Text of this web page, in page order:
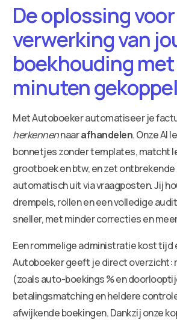
De oplossing voor
verwerking van
boekhouding met
minuten
Met Autoboeker automatiseer je
herkennennaarafhandelen. Onze AI
bonnetjes zonder templates, matcht
grootboek en btw, en zet
automatisch uit via vraagposten. Jij
drempels, rollen en een volledige
sneller, met minder correcties en
Een rommelige administratie kost tijd
Autoboeker geeft je direct overzicht:
(zoals auto-boekings % en
betalingsmatching en heldere
afwijkende boekingen. Dankzij onze